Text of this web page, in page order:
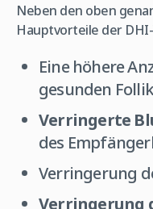
Neben den oben
Hauptvorteile der
Eine höhere
gesunden
Verringerte
des
Verringerung
Verringerung